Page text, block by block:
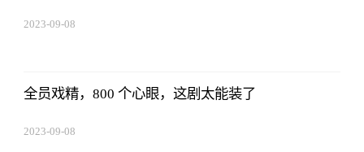
2023-09-08
全员戏精，800 个心眼，这剧太能装了
2023-09-08